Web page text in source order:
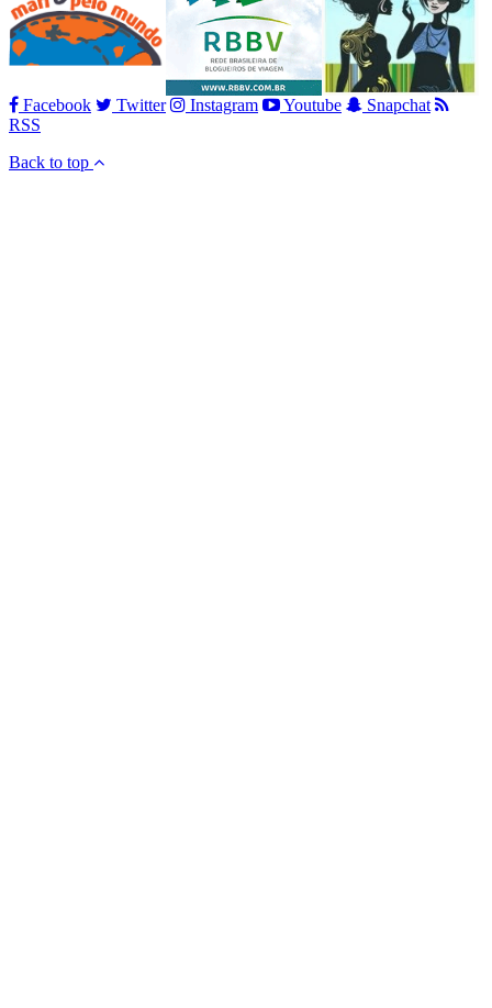
Facebook Twitter Instagram Youtube
Snapchat
RSS
Back to top